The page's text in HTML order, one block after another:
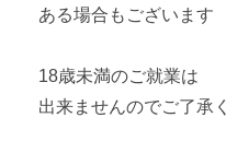
ある場合もございます
18歳未満のご就業は
出来ませんのでご了承